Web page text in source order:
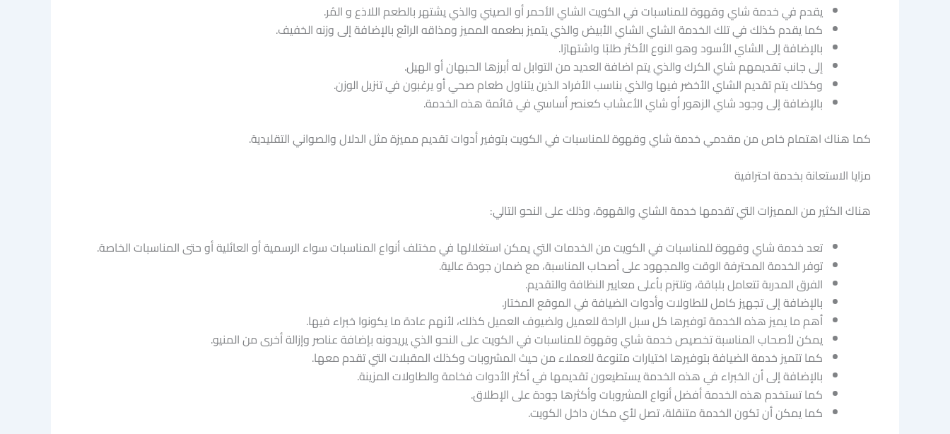
يقدم في خدمة شاي وقهوة للمناسبات في الكويت الشاي الأحمر أو الصيني والذي يشتهر بالطعم اللاذع و المُر.
كما يقدم كذلك في تلك الخدمة الشاي الشاي الأبيض والذي يتميز بطعمه المميز ومذاقه الرائع بالإضافة إلى وزنه الخفيف.
بالإضافة إلى الشاي الأسود وهو النوع الأكثر طلبًا واشتهارًا.
إلى جانب تقديمهم شاي الكرك والذي يتم اضافة العديد من التوابل له أبرزها الحبهان أو الهيل.
وكذلك يتم تقديم الشاي الأخضر فيها والذي بناسب الأفراد الذين يتناول طعام صحي أو يرغبون في تنزيل الوزن.
بالإضافة إلى وجود شاي الزهور أو شاي الأعشاب كعنصر أساسي في قائمة هذه الخدمة.
كما هناك اهتمام خاص من مقدمي خدمة شاي وقهوة للمناسبات في الكويت بتوفير أدوات تقديم مميزة مثل الدلال والصواني التقليدية.
مزايا الاستعانة بخدمة احترافية
هناك الكثير من المميزات التي تقدمها خدمة الشاي والقهوة، وذلك على النحو التالي:
تعد خدمة شاي وقهوة للمناسبات في الكويت من الخدمات التي يمكن استغلالها في مختلف أنواع المناسبات سواء الرسمية أو العائلية أو حتى المناسبات الخاصة.
توفر الخدمة المحترفة الوقت والمجهود على أصحاب المناسبة، مع ضمان جودة عالية.
الفرق المدربة تتعامل بلباقة، وتلتزم بأعلى معايير النظافة والتقديم.
بالإضافة إلى تجهيز كامل للطاولات وأدوات الضيافة في الموقع المختار.
أهم ما يميز هذه الخدمة توفيرها كل سبل الراحة للعميل ولضيوف العميل كذلك، لأنهم عادة ما يكونوا خبراء فيها.
يمكن لأصحاب المناسبة تخصيص خدمة شاي وقهوة للمناسبات في الكويت على النحو الذي يريدونه بإضافة عناصر وإزالة أخرى من المنيو.
كما تتميز خدمة الضيافة بتوفيرها اختيارات متنوعة للعملاء من حيث المشروبات وكذلك المقبلات التي تقدم معها.
بالإضافة إلى أن الخبراء في هذه الخدمة يستطيعون تقديمها في أكثر الأدوات فخامة والطاولات المزينة.
كما تستخدم هذه الخدمة أفضل أنواع المشروبات وأكثرها جودة على الإطلاق.
كما يمكن أن تكون الخدمة متنقلة، تصل لأي مكان داخل الكويت.